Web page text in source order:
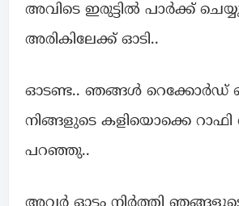
അവിടെ ഇരുട്ടിൽ പാർക്ക്
അരികിലേക്ക് ഓടി..
ഓടണ്ട.. ഞങ്ങൾ റെക്കോർഡ്
നിങ്ങളുടെ കളിയൊക്കെ റാഫി
പറഞ്ഞു..